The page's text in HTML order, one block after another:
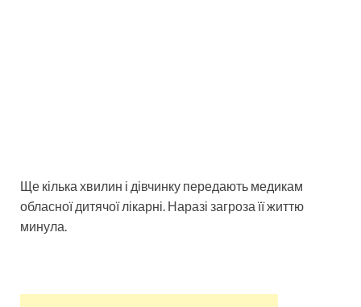
Ще кілька хвилин і дівчинку передають медикам
обласної дитячої лікарні. Наразі загроза її життю
минула.